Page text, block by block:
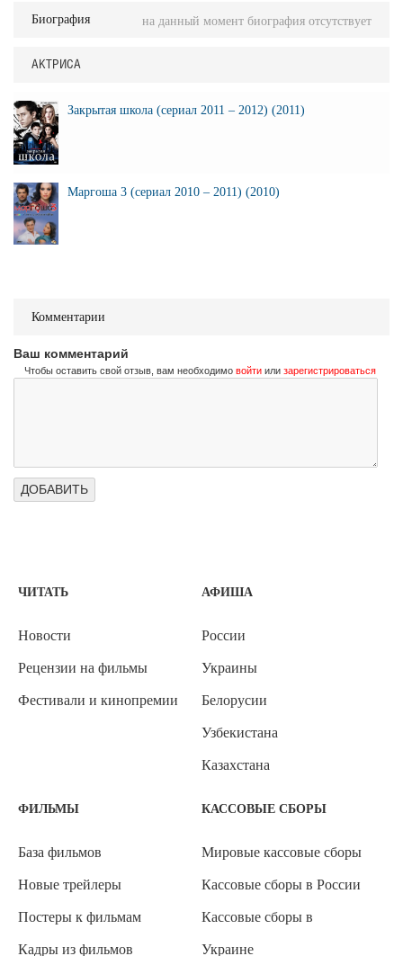
Биография на данный момент биография отсутствует
АКТРИСА
Закрытая школа (сериал 2011 – 2012) (2011)
Маргоша 3 (сериал 2010 – 2011) (2010)
Комментарии
Ваш комментарий
Чтобы оставить свой отзыв, вам необходимо войти или зарегистрироваться
ЧИТАТЬ
Новости
Рецензии на фильмы
Фестивали и кинопремии
АФИША
России
Украины
Белорусии
Узбекистана
Казахстана
ФИЛЬМЫ
База фильмов
Новые трейлеры
Постеры к фильмам
Кадры из фильмов
КАССОВЫЕ СБОРЫ
Мировые кассовые сборы
Кассовые сборы в России
Кассовые сборы в
Украине